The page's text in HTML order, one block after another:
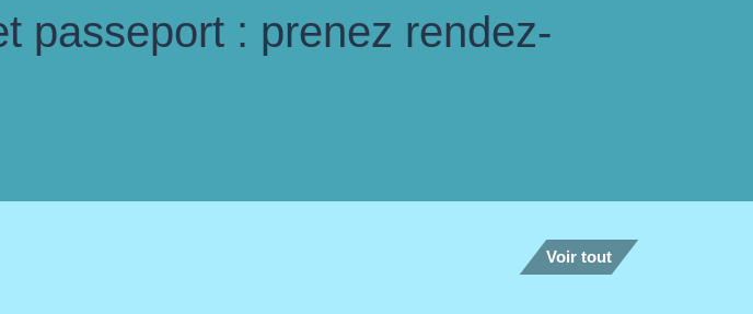
passeport : prenez rendez-
Voir tout